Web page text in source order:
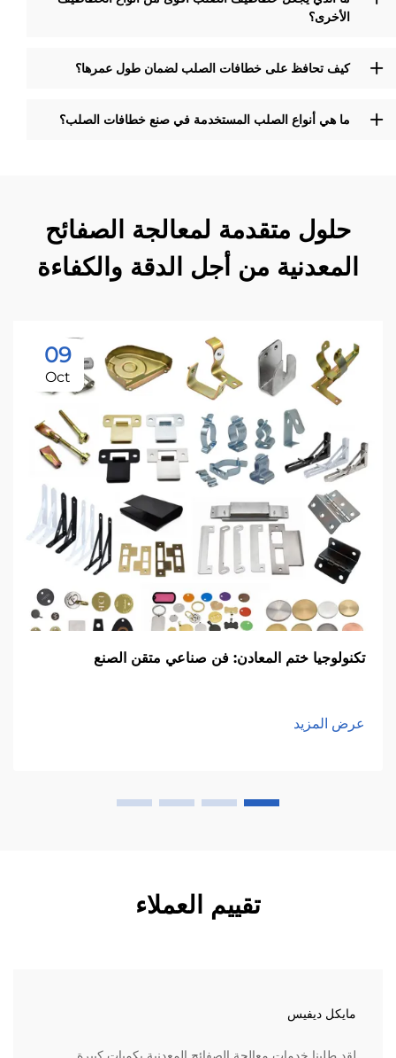
الأخرى؟
كيف تحافظ على خطافات الصلب لضمان طول عمرها؟
ما هي أنواع الصلب المستخدمة في صنع خطافات الصلب؟
حلول متقدمة لمعالجة الصفائح
المعدنية من أجل الدقة والكفاءة
09
Oct
تكنولوجيا ختم المعادن: فن صناعي متقن الصنع
عرض المزيد
تقييم العملاء
مايكل ديفيس